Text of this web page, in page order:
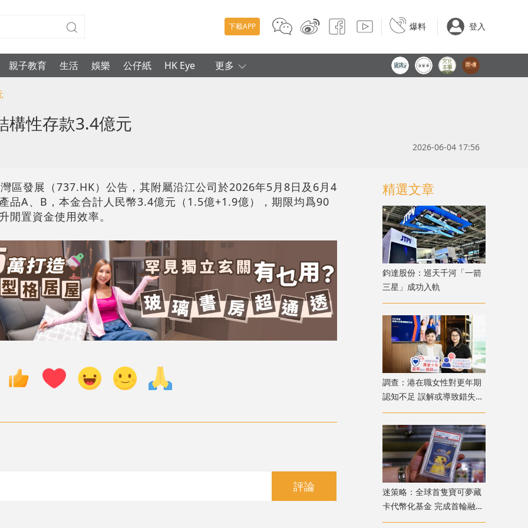
下載APP 爆料 登入
親子教育 生活 娛樂 公仔紙 HK Eye 更多
構性存款3.4億元
2026-06-04 17:56
區發展（737.HK）公告，其附屬沿江公司於2026年5月8日及6月4
品A、B，本金合計人民幣3.4億元（1.5億+1.9億），期限均爲90
閒置資金使用效率。
評論
精選文章
鈞達股份：巡天千河「一箭
三星」成功入軌
調查：港在職女性對更年期
認知不足 誤解或導致錯失
「黃金預防期」
迷策略：全球首隻寶可夢藏
卡代幣化基金 完成首輪融資
兼獲超購